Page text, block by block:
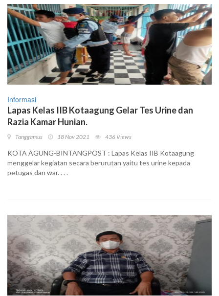
Informasi
Lapas Kelas IIB Kotaagung Gelar Tes Urine dan
Razia Kamar Hunian.
Tanggamus 18 Nov 2021 436 Views
KOTA AGUNG-BINTANGPOST : Lapas Kelas IIB Kotaagung
menggelar kegiatan secara berurutan yaitu tes urine kepada
petugas dan war. . . .